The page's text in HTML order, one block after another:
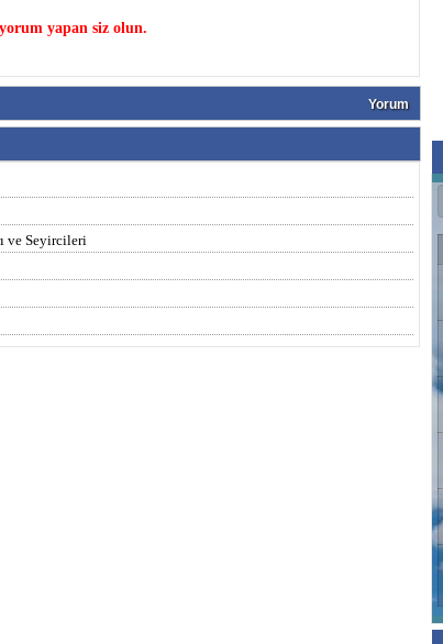
yapan siz olun.
Yorum
ve Seyircileri